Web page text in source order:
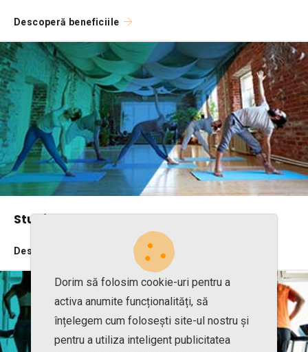
Descoperă beneficiile
Studio de Yoga
Descoperă beneficiile
Dorim să folosim cookie-uri pentru a
activa anumite funcționalități, să
înțelegem cum folosești site-ul nostru și
pentru a utiliza inteligent publicitatea